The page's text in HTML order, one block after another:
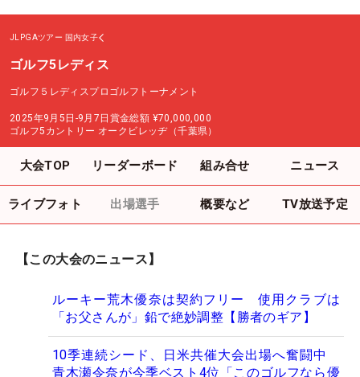
JLPGAツアー 国内女子
ゴルフ5レディス
ゴルフ５レディスプロゴルフトーナメント
2025年9月5日-9月7日 賞金総額 ¥70,000,000
ゴルフ5カントリー オークビレッヂ（千葉県）
大会TOP リーダーボード 組み合せ ニュース
ライブフォト 出場選手 概要など TV放送予定
【この大会のニュース】
ルーキー荒木優奈は契約フリー 使用クラブは
「お父さんが」鉛で絶妙調整【勝者のギア】
10季連続シード、日米共催大会出場へ奮闘中
青木瀬令奈が今季ベスト4位「このゴルフなら優